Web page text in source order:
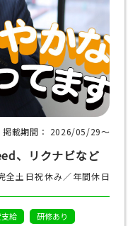
掲載期間： 2026/05/29〜
、リクナビなど
全土日祝休み／年間休日
給
研修あり